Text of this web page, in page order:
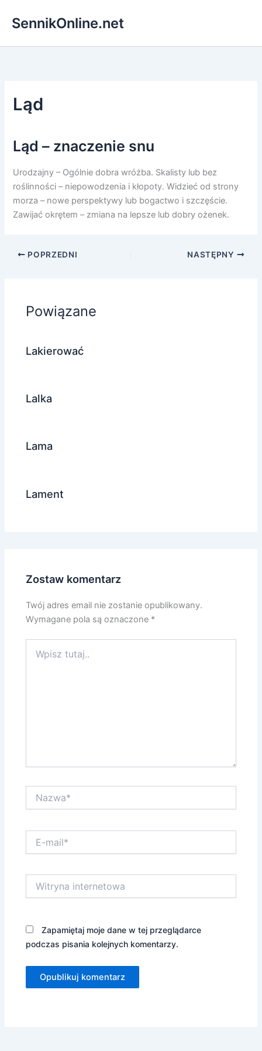
SennikOnline.net
Ląd
Ląd – znaczenie snu
Urodzajny – Ogólnie dobra wróżba. Skalisty lub bez
roślinności – niepowodzenia i kłopoty. Widzieć od strony
morza – nowe perspektywy lub bogactwo i szczęście.
Zawijać okrętem – zmiana na lepsze lub dobry ożenek.
POPRZEDNI NASTĘPNY
Powiązane
Lakierować
Lalka
Lama
Lament
Zostaw komentarz
Twój adres email nie zostanie opublikowany.
Wymagane pola są oznaczone *
tutaj..
mail*
internetowa
Zapamiętaj moje dane w tej przeglądarce
podczas pisania kolejnych komentarzy.